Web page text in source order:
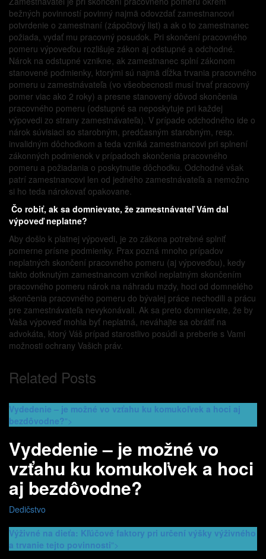
bežných povinností povinný najmä odovzdať zamestnancovi
potvrdenie o zamestnaní (zápočtový list) a ak o to zamestnanec
požiada, vydať mu pracovný posudok. Pri skončení pracovného
pomeru výpoveďou rozlišuje zákon aj odstupné a odchodné.
Nárok na odstupné vznikne, ak zamestnanec splní zákonom
stanovené podmienky, ktorými sú najmä dĺžka trvania pracovného
pomeru u zamestnávateľa (vo všeobecnosti musí trvať pracovný
pomer viac ako 2 roky) a presne stanovený dôvod skončenia
pracovného pomeru (odstupné sa neposkytuje pri každej
výpovedi zo strany zamestnávateľa). V prípade odchodného ide o
nárok súvisiaci so starobným, predčasným starobným, resp.
invalidným dôchodkom a teda vzniká zamestnancovi pri splnení
zákonných podmienok v prípadoch skončenia pracovného
pomeru a požiadania o poskytnutie dôchodku. Odchodné však
patrí zamestnancovi len od jedného zamestnávateľa a nemožno
si ho teda nárokovať opakovane.
Čo robiť, ak sa domnievate, že zamestnávateľ Vám dal
výpoveď neplatne?
Aby došlo k platnej výpovedi, je zo zákona potrebné splniť
pomerne prísne podmienky. Prax pozná mnoho prípadov
neplatných skončení pracovného pomeru (aj výpoveďou), kedy
takto dotknutým zamestnancom vznikol neplatným skončením
pracovného pomeru nárok na náhradu mzdy, hoci od domnelého
skončenia pracovného pomeru do bývalej práce nechodili a prácu
pre zamestnávateľa nevykonávali. Ak sa preto domnievate, že by
Vaša výpoveď mohla byť neplatná, neváhajte sa obrátiť na
advokáta, ktorý Váš prípad starostlivo posúdi a preberie s Vami
možnosti ochrany Vašich práv.
Related Posts
Vydedenie – je možné vo vzťahu ku komukoľvek a hoci aj
bezdôvodne?">
Vydedenie – je možné vo
vzťahu ku komukoľvek a hoci
aj bezdôvodne?
Dedičstvo
Výživné na dieťa: Kľúčové faktory pri určení výšky výživného
a trvanie tejto povinnosti">